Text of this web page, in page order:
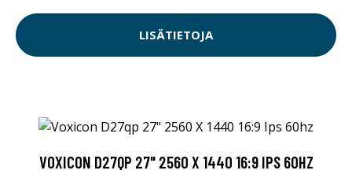
LISÄTIETOJA
VOXICON D27QP 27" 2560 X 1440 16:9 IPS 60HZ